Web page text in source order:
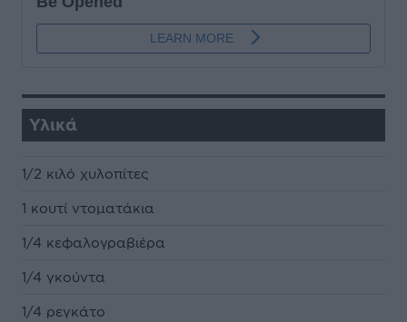
Υλικά
1/2 κιλό χυλοπίτες
1 κουτί ντοματάκια
1/4 κεφαλογραβιέρα
1/4 γκούντα
1/4 ρεγκάτο